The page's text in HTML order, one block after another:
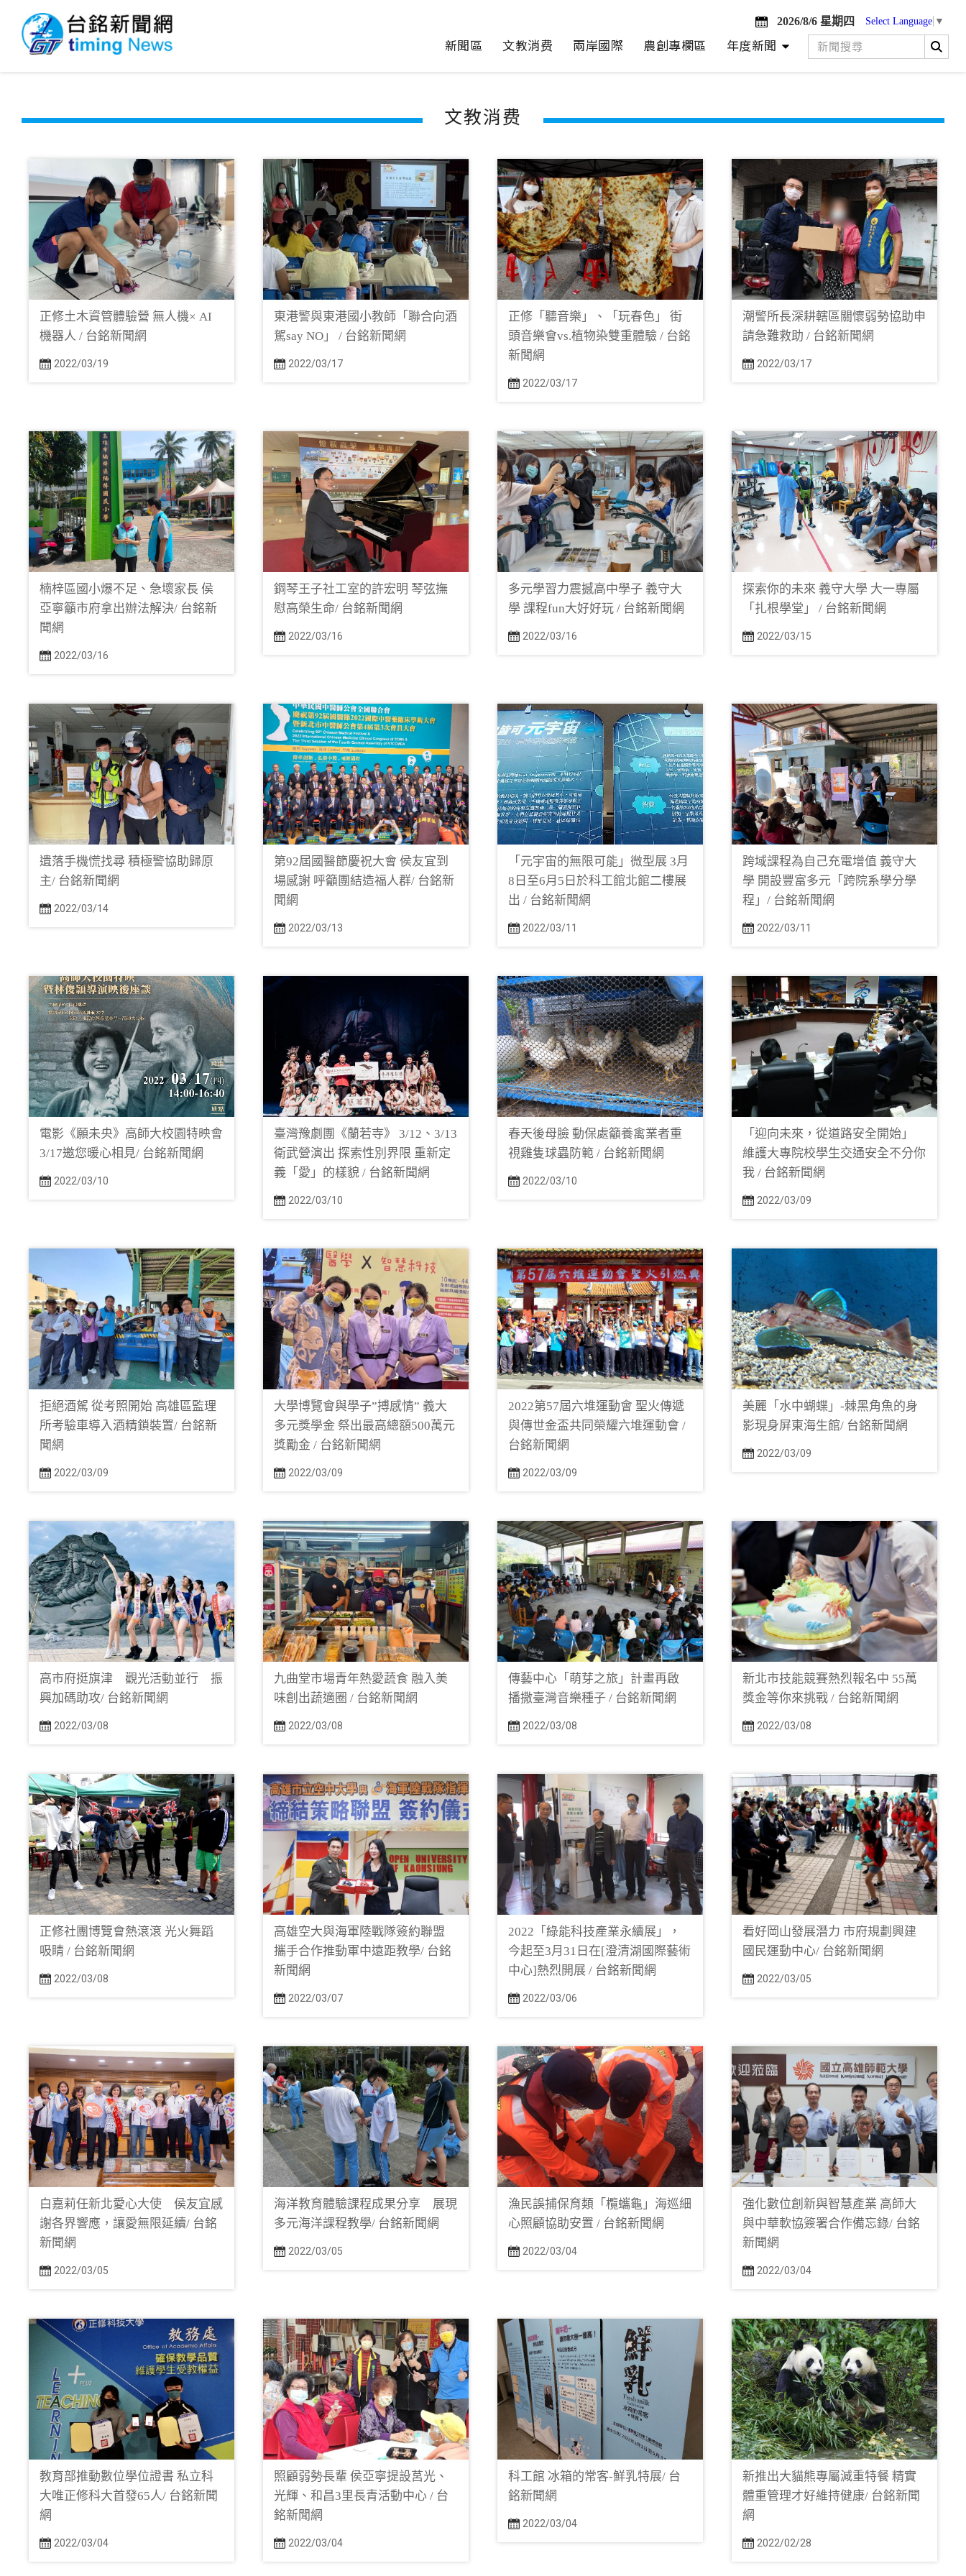
2026/8/6 星期四 Select Language ▼
新聞區 文教消费 兩岸國際 農創專欄區 年度新聞
文教消费
正修土木資管體驗營 無人機× AI
機器人 / 台銘新聞網
2022/03/19
東港警與東港國小教師「聯合向酒
駕say NO」 / 台銘新聞網
2022/03/17
正修「聽音樂」、「玩春色」 街
頭音樂會vs.植物染雙重體驗 / 台銘
新聞網
2022/03/17
潮警所長深耕轄區關懷弱勢協助申
請急難救助 / 台銘新聞網
2022/03/17
楠梓區國小爆不足、急壞家長 侯
亞寧籲市府拿出辦法解決/ 台銘新
聞網
2022/03/16
鋼琴王子社工室的許宏明 琴弦撫
慰高榮生命/ 台銘新聞網
2022/03/16
多元學習力震撼高中學子 義守大
學 課程fun大好好玩 / 台銘新聞網
2022/03/16
探索你的未來 義守大學 大一專屬
「扎根學堂」 / 台銘新聞網
2022/03/15
遺落手機慌找尋 積極警協助歸原
主/ 台銘新聞網
2022/03/14
第92屆國醫節慶祝大會 侯友宜到
場感謝 呼籲團結造福人群/ 台銘新
聞網
2022/03/13
「元宇宙的無限可能」微型展 3月
8日至6月5日於科工館北館二樓展
出 / 台銘新聞網
2022/03/11
跨域課程為自己充電增值 義守大
學 開設豐富多元「跨院系學分學
程」/ 台銘新聞網
2022/03/11
電影《願未央》高師大校園特映會
3/17邀您暖心相見/ 台銘新聞網
2022/03/10
臺灣豫劇團《蘭若寺》 3/12、3/13
衛武營演出 探索性別界限 重新定
義「愛」的樣貌 / 台銘新聞網
2022/03/10
春天後母臉 動保處籲養禽業者重
視雞隻球蟲防範 / 台銘新聞網
2022/03/10
「迎向未來，從道路安全開始」
維護大專院校學生交通安全不分你
我 / 台銘新聞網
2022/03/09
拒絕酒駕 從考照開始 高雄區監理
所考驗車導入酒精鎖裝置/ 台銘新
聞網
2022/03/09
大學博覽會與學子”搏感情” 義大
多元獎學金 祭出最高總額500萬元
獎勵金 / 台銘新聞網
2022/03/09
2022第57屆六堆運動會 聖火傳遞
與傳世金盃共同榮耀六堆運動會 /
台銘新聞網
2022/03/09
美麗「水中蝴蝶」-棘黑角魚的身
影現身屏東海生館/ 台銘新聞網
2022/03/09
高市府挺旗津 觀光活動並行 振
興加碼助攻/ 台銘新聞網
2022/03/08
九曲堂市場青年熱愛蔬食 融入美
味創出蔬適圈 / 台銘新聞網
2022/03/08
傳藝中心「萌芽之旅」計畫再啟
播撒臺灣音樂種子 / 台銘新聞網
2022/03/08
新北市技能競賽熱烈報名中 55萬
獎金等你來挑戰 / 台銘新聞網
2022/03/08
正修社團博覽會熱滾滾 光火舞蹈
吸睛 / 台銘新聞網
2022/03/08
高雄空大與海軍陸戰隊簽約聯盟
攜手合作推動軍中遠距教學/ 台銘
新聞網
2022/03/07
2022「綠能科技產業永續展」，
今起至3月31日在[澄清湖國際藝術
中心]熱烈開展 / 台銘新聞網
2022/03/06
看好岡山發展潛力 市府規劃興建
國民運動中心/ 台銘新聞網
2022/03/05
白嘉莉任新北愛心大使 侯友宜感
謝各界響應，讓愛無限延續/ 台銘
新聞網
2022/03/05
海洋教育體驗課程成果分享 展現
多元海洋課程教學/ 台銘新聞網
2022/03/05
漁民誤捕保育類「欖蠵龜」海巡細
心照顧協助安置 / 台銘新聞網
2022/03/04
強化數位創新與智慧產業 高師大
與中華軟協簽署合作備忘錄/ 台銘
新聞網
2022/03/04
教育部推動數位學位證書 私立科
大唯正修科大首發65人/ 台銘新聞
網
2022/03/04
照顧弱勢長輩 侯亞寧提設莒光、
光輝、和昌3里長青活動中心 / 台
銘新聞網
2022/03/04
科工館 冰箱的常客-鮮乳特展/ 台
銘新聞網
2022/03/04
新推出大貓熊專屬減重特餐 精實
體重管理才好維持健康/ 台銘新聞
網
2022/02/28